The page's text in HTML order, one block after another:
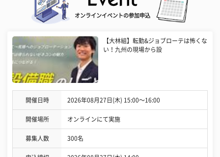
オンラインイベントの参加申込
【大林組】転勤&ジョブローテは怖くな
い！九州の現場から設
開催日時 2026年08月27日(木) 15:00〜16:00
開催場所 オンラインにて実施
募集人数 300名